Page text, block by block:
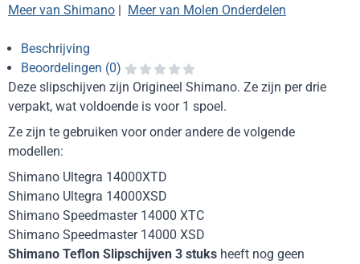
Meer van Shimano | Meer van Molen Onderdelen
Beschrijving
Beoordelingen (0)
Deze slipschijven zijn Origineel Shimano. Ze zijn per drie
verpakt, wat voldoende is voor 1 spoel.
Ze zijn te gebruiken voor onder andere de volgende
modellen:
Shimano Ultegra 14000XTD
Shimano Ultegra 14000XSD
Shimano Speedmaster 14000 XTC
Shimano Speedmaster 14000 XSD
Shimano Teflon Slipschijven 3 stuks heeft nog geen